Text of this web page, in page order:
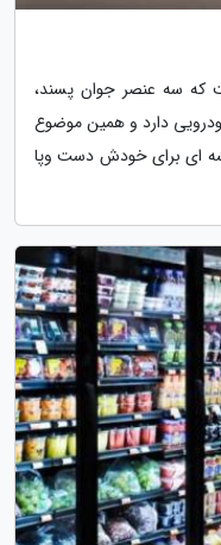
که سه عنصر جوان پسند،
دارد و همین موضوع
ای برای خودش دست وپا